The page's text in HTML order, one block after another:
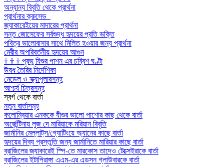
অন্যান্য বিবৃতি থেকে প্রার্থনা
প্রার্থনার ক্রুসেড
জ্যাকারেইয়ের মাদারের প্রার্থনা
সন্ত জোসেফের সর্বশুদ্ধ হৃদয়ের প্রতি ভক্তি
পবিত্র ভালোবাসার সাথে মিলিত হওয়ার জন্য প্রার্থনা
মেরীর অপরিবর্তনীয় হৃদয়ের আগুন
† † † প্রভু যিশুর পাশন এর চব্বিশ ঘণ্টা
উষধ তৈরির নির্দেশিকা
মেডেল ও স্ক্যাপুলারসমূহ
আশ্চর্য চিত্রসমূহ
স্বর্গ থেকে বার্তা
নতুন বার্তাসমূহ
কলোম্বিয়ার এনককে যীশুর ভালো পাশোর কাছ থেকে বার্তা
অর্জেন্টিনায় লুজ দে মারিয়াকে মরিয়ান বিবৃতি
জার্মানির মেল্লাট্‌স/গ্যোটিংয়ে অ্যানের কাছে বার্তা
হৃদয়ের দিব্য প্রস্তুতি জন্য জার্মানিতে মারিয়ার কাছে বার্তা
ব্রাজিলের জ্যাকারেই স্পি-তে মারকোস তাদেও টেক্সেইরাকে বার্তা
ব্রাজিলের ইটাপিরাঙ্গা এএম-এর এডসন গ্লাউবারকে বার্তা